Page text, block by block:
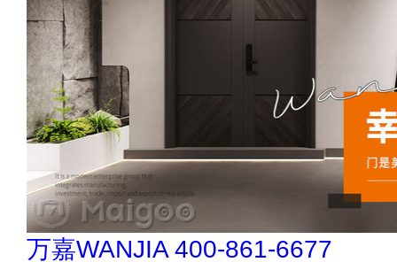
今顶KIND 400-826-5225